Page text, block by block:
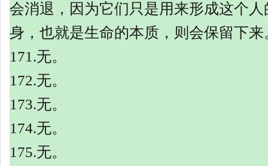
会消退，因为它们只是用来形成这个
身，也就是生命的本质，则会保留下来
171.无。
172.无。
173.无。
174.无。
175.无。